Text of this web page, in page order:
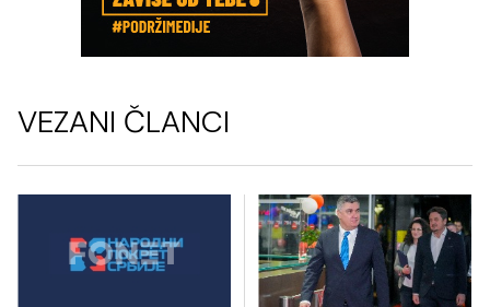
VEZANI ČLANCI